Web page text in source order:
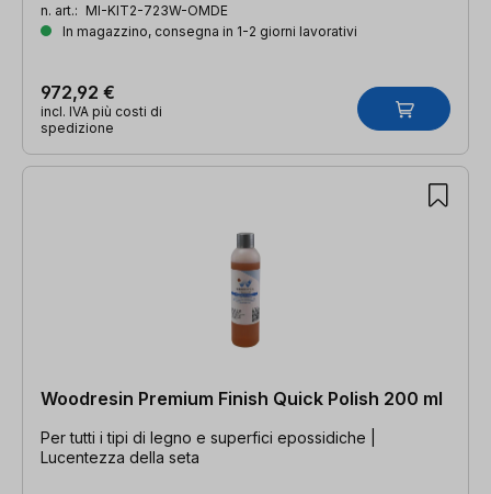
n. art.: MI-KIT2-723W-OMDE
In magazzino, consegna in 1-2 giorni lavorativi
972,92 €
incl. IVA più costi di
spedizione
Woodresin Premium Finish Quick Polish 200 ml
Per tutti i tipi di legno e superfici epossidiche |
Lucentezza della seta